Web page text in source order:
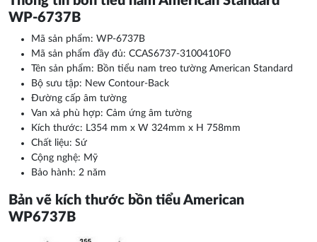
WP-6737B
Mã sản phẩm: WP-6737B
Mã sản phẩm đầy đủ: CCAS6737-3100410F0
Tên sản phẩm: Bồn tiểu nam treo tường American Standard
Bộ sưu tập: New Contour-Back
Đường cấp âm tường
Van xả phù hợp: Cảm ứng âm tường
Kích thước: L354 mm x W 324mm x H 758mm
Chất liệu: Sứ
Cộng nghệ: Mỹ
Bảo hành: 2 năm
Bản vẽ kích thước bồn tiểu American
WP6737B